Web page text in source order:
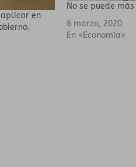
en
No se puede
6 marzo, 2020
En «Economía»